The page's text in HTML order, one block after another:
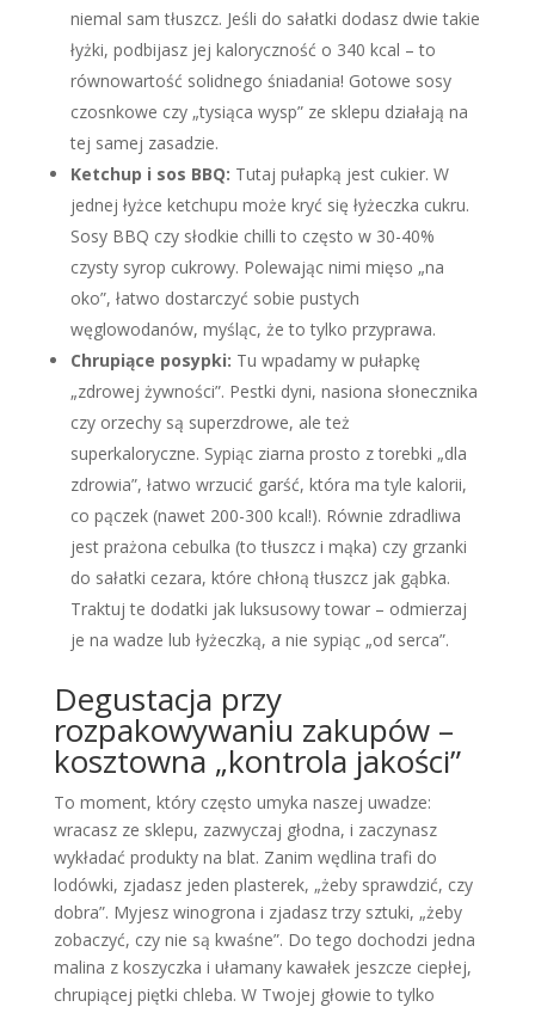
niemal sam tłuszcz. Jeśli do sałatki dodasz dwie takie
łyżki, podbijasz jej kaloryczność o 340 kcal – to
równowartość solidnego śniadania! Gotowe sosy
czosnkowe czy „tysiąca wysp” ze sklepu działają na
tej samej zasadzie.
Ketchup i sos BBQ: Tutaj pułapką jest cukier. W
jednej łyżce ketchupu może kryć się łyżeczka cukru.
Sosy BBQ czy słodkie chilli to często w 30-40%
czysty syrop cukrowy. Polewając nimi mięso „na
oko”, łatwo dostarczyć sobie pustych
węglowodanów, myśląc, że to tylko przyprawa.
Chrupiące posypki: Tu wpadamy w pułapkę
„zdrowej żywności”. Pestki dyni, nasiona słonecznika
czy orzechy są superzdrowe, ale też
superkaloryczne. Sypiąc ziarna prosto z torebki „dla
zdrowia”, łatwo wrzucić garść, która ma tyle kalorii,
co pączek (nawet 200-300 kcal!). Równie zdradliwa
jest prażona cebulka (to tłuszcz i mąka) czy grzanki
do sałatki cezara, które chłoną tłuszcz jak gąbka.
Traktuj te dodatki jak luksusowy towar – odmierzaj
je na wadze lub łyżeczką, a nie sypiąc „od serca”.
Degustacja przy
rozpakowywaniu zakupów –
kosztowna „kontrola jakości”
To moment, który często umyka naszej uwadze:
wracasz ze sklepu, zazwyczaj głodna, i zaczynasz
wykładać produkty na blat. Zanim wędlina trafi do
lodówki, zjadasz jeden plasterek, „żeby sprawdzić, czy
dobra”. Myjesz winogrona i zjadasz trzy sztuki, „żeby
zobaczyć, czy nie są kwaśne”. Do tego dochodzi jedna
malina z koszyczka i ułamany kawałek jeszcze ciepłej,
chrupiącej piętki chleba. W Twojej głowie to tylko